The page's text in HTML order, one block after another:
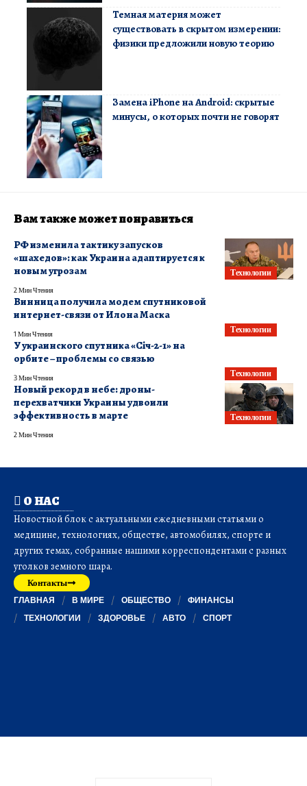
Темная материя может
существовать в скрытом измерении:
физики предложили новую теорию
Замена iPhone на Android: скрытые
минусы, о которых почти не говорят
Вам также может понравиться
Технологии
РФ изменила тактику запусков
«шахедов»: как Украина адаптируется к
новым угрозам
2 Мин Чтения
Технологии
Винница получила модем спутниковой
интернет-связи от Илона Маска
1 Мин Чтения
Технологии
У украинского спутника «Січ-2-1» на
орбите – проблемы со связью
3 Мин Чтения
Технологии
Новый рекорд в небе: дроны-
перехватчики Украины удвоили
эффективность в марте
2 Мин Чтения
О НАС
Новостной блок с актуальными ежедневными статьями о
медицине, технологиях, обществе, автомобилях, спорте и
других темах, собранные нашими корреспондентами с разных
уголков земного шара.
Контакты
ГЛАВНАЯ В МИРЕ ОБЩЕСТВО
ФИНАНСЫ
ТЕХНОЛОГИИ
ЗДОРОВЬЕ АВТО СПОРТ